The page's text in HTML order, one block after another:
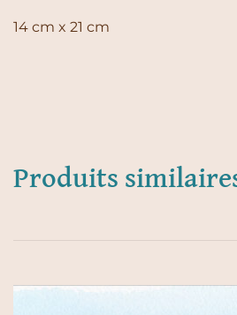
14 cm x 21 cm
Produits